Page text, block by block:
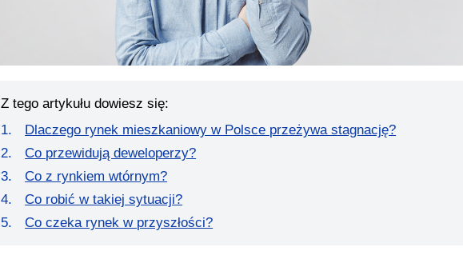
Z tego artykułu dowiesz się:
Dlaczego rynek mieszkaniowy w Polsce przeżywa stagnację?
Co przewidują deweloperzy?
Co z rynkiem wtórnym?
Co robić w takiej sytuacji?
Co czeka rynek w przyszłości?